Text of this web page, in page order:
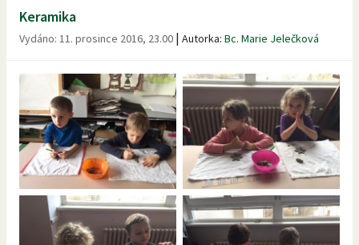
Keramika
Vydáno: 11. prosince 2016, 23.00 | Autorka: Bc. Marie Jelečková